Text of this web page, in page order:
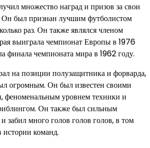
множество наград и призов за свои
Он был признан лучшим футболистом
раз. Он также являлся членом
выиграла чемпионат Европы в 1976
финала чемпионата мира в 1962 году.
на позиции полузащитника и форварда,
огромным. Он был известен своими
феноменальным уровнем техники и
Он также был сильным
забил много голов голов голов, в том
команд.